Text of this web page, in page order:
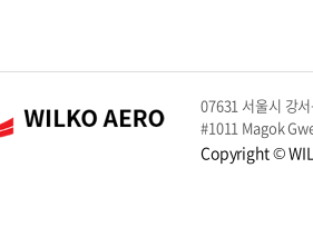
07631 서울시 강
#1011 Magok
Copyright ©